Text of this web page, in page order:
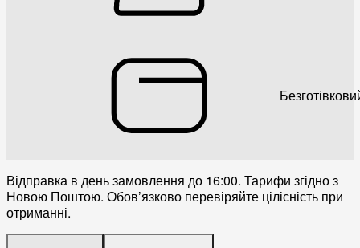
Відправка в день замовлення до 16:00. Тарифи згідно з
Новою Поштою. Обовʼязково перевіряйте цілісність при
отриманні.